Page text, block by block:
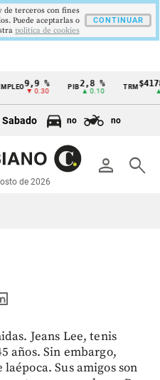
9,9 %
▼ 0.30
PIB2,8 %
▲ 0.10
TRM
▲
Sabado no no
person search
de 2026
Jeans Lee, tenis
años. Sin embargo,
Sus amigos son
de terceros con fines
Puede aceptarlas o
politica de cookies
CONTINUAR